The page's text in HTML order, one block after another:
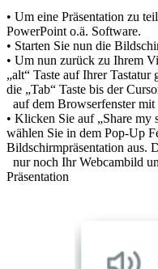
• Um eine Präsentation zu
PowerPoint o.ä. Software.
• Starten Sie nun die
• Um nun zurück zu Ihrem
„alt“ Taste auf Ihrer
die „Tab“ Taste bis der
auf dem Browserfenster
• Klicken Sie auf „Share my
wählen Sie in dem Pop-Up
Bildschirmpräsentation aus.
nur noch Ihr Webcambild
Präsentation